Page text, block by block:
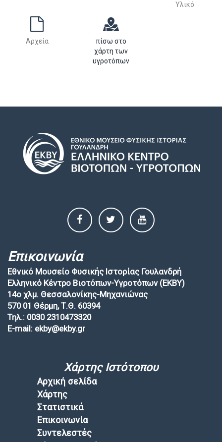
Υλικό
Αρχεία
πίσω στο
χάρτη των
υγροτόπων
Επικοινωνία
Εθνικό Μουσείο Φυσικής Ιστορίας Γουλανδρή
Ελληνικό Κέντρο Βιοτόπων-Υγροτόπων (EKBY)
14ο χλμ. Θεσσαλονίκης-Μηχανιώνας
570 01 Θέρμη, Τ.Θ. 60394
Τηλ.: 0030 2310473320
E-mail: ekby@ekby.gr
Χάρτης Ιστότοπου
Αρχική σελίδα
Χάρτης
Στατιστικά
Επικοινωνία
Συντελεστές